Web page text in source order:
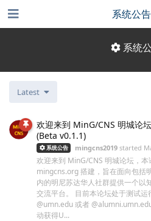
系统
系统公告
Latest
欢迎来到 MinG/CNS 明城论
(Beta v0.1.1)
系统公告 mingcns2019 started
欢迎来到 MinG/CNS 明城论坛，
mingcns.org 搭建，旨在面向包括
内的明尼苏达华人社群提供一个以
交流平台。 目前本论坛处于测试运
@umn.edu 或者
动获得U...